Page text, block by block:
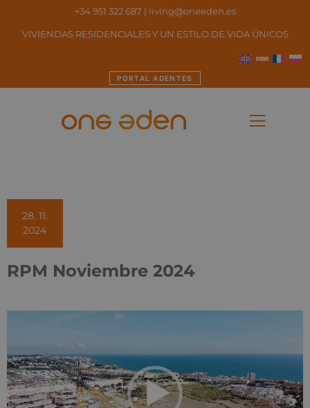
+34 951 322 687 | living@oneeden.es
VIVIENDAS RESIDENCIALES Y UN ESTILO DE VIDA ÚNICOS
PORTAL AGENTES
28. 11.
2024
RPM Noviembre 2024